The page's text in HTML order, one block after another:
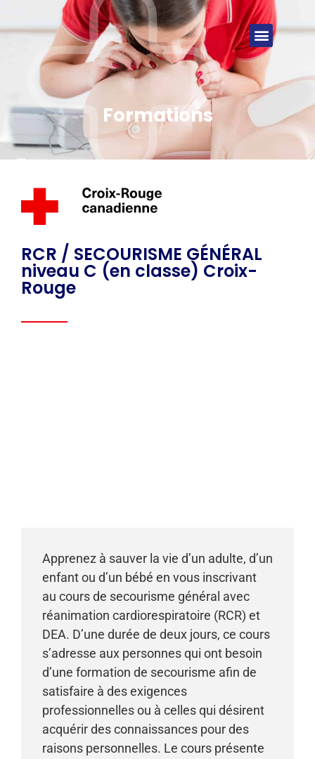
Formations
RCR / SECOURISME GÉNÉRAL
niveau C (en classe) Croix-
Rouge
Apprenez à sauver la vie d’un adulte, d’un
enfant ou d’un bébé en vous inscrivant
au cours de secourisme général avec
réanimation cardiorespiratoire (RCR) et
DEA. D’une durée de deux jours, ce cours
s’adresse aux personnes qui ont besoin
d’une formation de secourisme afin de
satisfaire à des exigences
professionnelles ou à celles qui désirent
acquérir des connaissances pour des
raisons personnelles. Le cours présente